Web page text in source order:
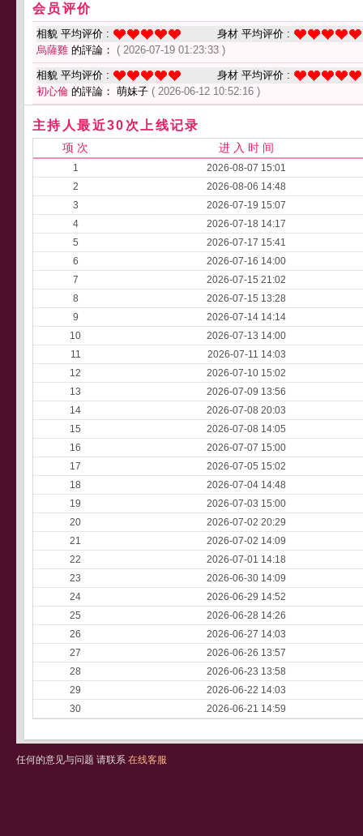
会员评价
相貌 平均评价 :
身材 平均评价 :
烏薩雞 的評論： ( 2026-07-19 01:23:33 )
相貌 平均评价 :
身材 平均评价 :
初心倫 的評論： 萌妹子 ( 2026-06-12 10:52:16 )
主持人最近30次上线记录
项 次 进 入 时 间
1
2026-08-07 15:01
2
2026-08-06 14:48
3
2026-07-19 15:07
4
2026-07-18 14:17
5
2026-07-17 15:41
6
2026-07-16 14:00
7
2026-07-15 21:02
8
2026-07-15 13:28
9
2026-07-14 14:14
10
2026-07-13 14:00
11
2026-07-11 14:03
12
2026-07-10 15:02
13
2026-07-09 13:56
14
2026-07-08 20:03
15
2026-07-08 14:05
16
2026-07-07 15:00
17
2026-07-05 15:02
18
2026-07-04 14:48
19
2026-07-03 15:00
20
2026-07-02 20:29
21
2026-07-02 14:09
22
2026-07-01 14:18
23
2026-06-30 14:09
24
2026-06-29 14:52
25
2026-06-28 14:26
26
2026-06-27 14:03
27
2026-06-26 13:57
28
2026-06-23 13:58
29
2026-06-22 14:03
30
2026-06-21 14:59
任何的意见与问题 请联系 在线客服